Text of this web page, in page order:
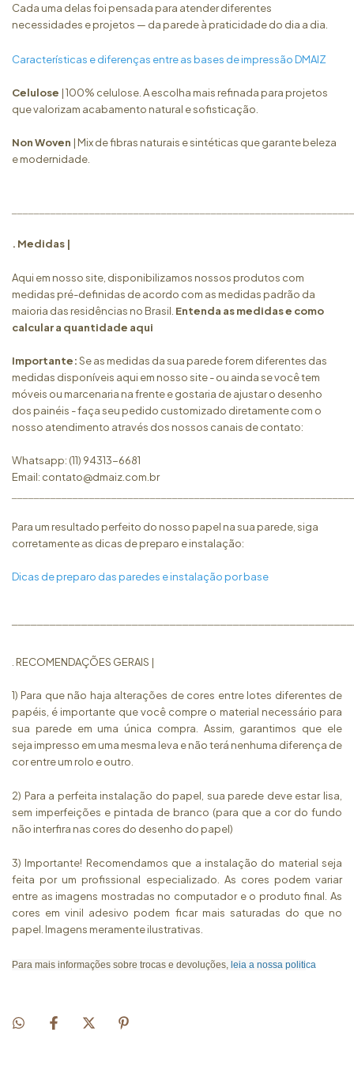
Cada uma delas foi pensada para atender diferentes
necessidades e projetos — da parede à praticidade do dia a dia.
Características e diferenças entre as bases de impressão DMAIZ
Celulose | 100% celulose. A escolha mais refinada para projetos
que valorizam acabamento natural e sofisticação.
Non Woven | Mix de fibras naturais e sintéticas que garante beleza
e modernidade.
. Medidas |
Aqui em nosso site, disponibilizamos nossos produtos com
medidas pré-definidas de acordo com as medidas padrão da
maioria das residências no Brasil. Entenda as medidas e como
calcular a quantidade aqui
Importante:Se as medidas da sua parede forem diferentes das
medidas disponíveis aqui em nosso site - ou ainda se você tem
móveis ou marcenaria na frente e gostaria de ajustar o desenho
dos painéis - faça seu pedido customizado diretamente com o
nosso atendimento através dos nossos canais de contato:
Whatsapp: (11) 94313-6681
Email: contato@dmaiz.com.br
Para um resultado perfeito do nosso papel na sua parede, siga
corretamente as dicas de preparo e instalação:
Dicas de preparo das paredes e instalação por base
. RECOMENDAÇÕES GERAIS |
1) Para que não haja alterações de cores entre lotes diferentes de
papéis, é importante que você compre o material necessário para
sua parede em uma única compra. Assim, garantimos que ele
seja impresso em uma mesma leva e não terá nenhuma diferença de
cor entre um rolo e outro.
2) Para a perfeita instalação do papel, sua parede deve estar lisa,
sem imperfeições e pintada de branco (para que a cor do fundo
não interfira nas cores do desenho do papel)
3) Importante! Recomendamos que a instalação do material seja
feita por um profissional especializado. As cores podem variar
entre as imagens mostradas no computador e o produto final. As
cores em vinil adesivo podem ficar mais saturadas do que no
papel. Imagens meramente ilustrativas.
Para mais informações sobre trocas e devoluções, leia a nossa politica